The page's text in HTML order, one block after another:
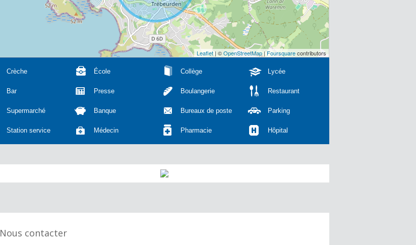
Leaflet | ©OpenStreetMap|Foursquarecontributors
Crèche École Collège Lycée
Bar Presse Boulangerie Restaurant
Supermarché Banque Bureaux de poste Parking
Station service Médecin Pharmacie Hôpital
Nous contacter